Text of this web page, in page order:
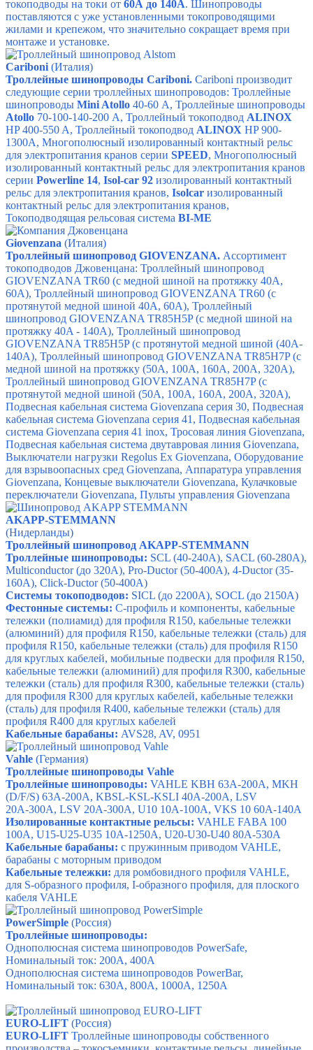
токоподводы на токи от 60А до 140А. Шинопроводы
поставляются с уже установленными токопроводящими
жилами и крепежом, что значительно сокращает время при
монтаже и установке.
Cariboni (Италия)
Троллейные шинопроводы Cariboni. Cariboni производит
следующие серии троллейных шинопроводов: Троллейные
шинопроводы Mini Atollo 40-60 А, Троллейные шинопроводы
Atollo 70-100-140-200 А, Троллейный токоподвод ALINOX
HP 400-550 A, Троллейный токоподвод ALINOX HP 900-
1300A, Многополюсный изолированный контактный рельс
для электропитания кранов серии SPEED, Многополюсный
изолированный контактный рельс для электропитания кранов
серии Powerline 14, Isol-car 92 изолированный контактный
рельс для электропитания кранов, Isolcar изолированный
контактный рельс для электропитания кранов,
Токоподводящая рельсовая система BI-ME
Giovenzana (Италия)
Троллейный шинопровод GIOVENZANA. Ассортимент
токоподводов Джовенцана: Троллейный шинопровод
GIOVENZANA TR60 (с медной шиной на протяжку 40A,
60A), Троллейный шинопровод GIOVENZANA TR60 (с
протянутой медной шиной 40A, 60A), Троллейный
шинопровод GIOVENZANA TR85H5P (с медной шиной на
протяжку 40A - 140A), Троллейный шинопровод
GIOVENZANA TR85H5P (с протянутой медной шиной (40A-
140A), Троллейный шинопровод GIOVENZANA TR85H7P (с
медной шиной на протяжку (50A, 100A, 160A, 200A, 320A),
Троллейный шинопровод GIOVENZANA TR85H7P (с
протянутой медной шиной (50A, 100A, 160A, 200A, 320A),
Подвесная кабельная система Giovenzana серия 30, Подвесная
кабельная система Giovenzana серия 41 , Подвесная кабельная
система Giovenzana серия 41 inox, Тросовая линия Giovenzana,
Подвесная кабельная система двутавровая линия Giovenzana,
Выключатели нагрузки Regolus Ex Giovenzana, Оборудование
для взрывоопасных сред Giovenzana, Аппаратура управления
Giovenzana, Концевые выключатели Giovenzana, Кулачковые
переключатели Giovenzana, Пульты управления Giovenzana
AKAPP-STEMMANN
(Нидерланды)
Троллейный шинопровод AKAPP-STEMMANN
Троллейные шинопроводы: SCL (40-240A), SACL (60-280A),
Multiconductor (до 320А), Pro-Ductor(50-400A), 4-Ductor(35-
160A), Click-Ductor(50-400A)
Системы токоподводов: SICL (до 2200А), SOCL (до 2150А)
Фестонные системы: С-профиль и компоненты, кабельные
тележки (полиамид) для профиля R150, кабельные тележки
(алюминий) для профиля R150, кабельные тележки (сталь) для
профиля R150, кабельные тележки (сталь) для профиля R150
для круглых кабелей, мобильные подвески для профиля R150,
кабельные тележки (алюминий) для профиля R300, кабельные
тележки (сталь) для профиля R300, кабельные тележки (сталь)
для профиля R300 для круглых кабелей, кабельные тележки
(сталь) для профиля R400, кабельные тележки (сталь) для
профиля R400 для круглых кабелей
Кабельные барабаны: AVS28, AV, 0951
Vahle (Германия)
Троллейные шинопроводы Vahle
Троллейные шинопроводы: VAHLE KBH 63А-200А, MKH
(D/F/S) 63А-200А, KBSL-KSL-KSLI 40А-200А, LSV
20А-300А, LSV 20А-300А, U10 10А-100А, VKS 10 60А-140А
Изолированные контактные рельсы: VAHLE FABA 100
100А, U15-U25-U35 10А-1250А, U20-U30-U40 80А-530А
Кабельные барабаны: с пружинным приводом VAHLE,
барабаны с моторным приводом
Кабельные тележки: для ромбовидного профиля VAHLE,
для S-образного профиля, I-образного профиля, для плоского
кабеля VAHLE
PowerSimple (Россия)
Троллейные шинопроводы:
Однополюсная система шинопроводов PowerSafe,
Номинальный ток: 200А, 400А
Однополюсная система шинопроводов PowerBar,
Номинальный ток: 630А, 800А, 1000А, 1250А
EURO-LIFT (Россия)
EURO-LIFT Троллейные шинопроводы собственного